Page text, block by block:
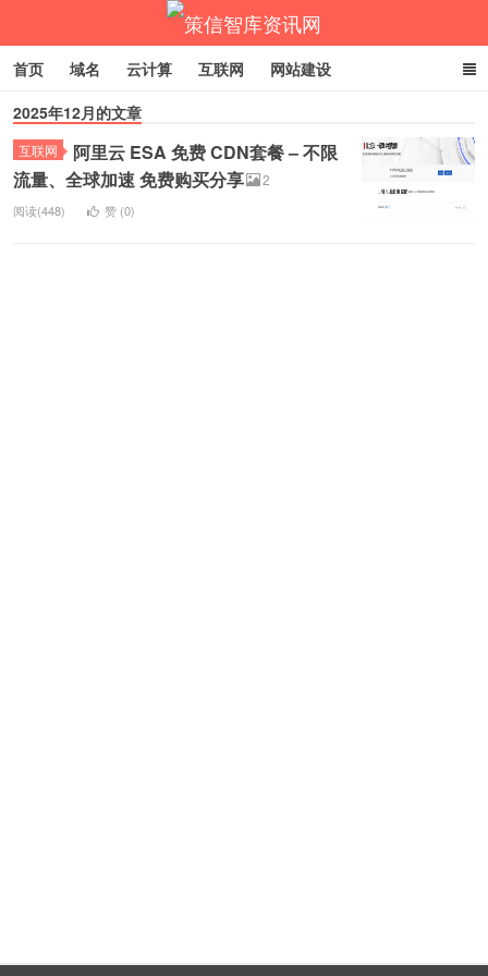
策信智库资讯网
首页 域名 云计算 互联网 网站建设
企业网络营销 商标专利
2025年12月的文章
互联网
阿里云 ESA 免费 CDN套餐 – 不限
流量、全球加速 免费购买分享
2
阅读(448) 赞 (0)